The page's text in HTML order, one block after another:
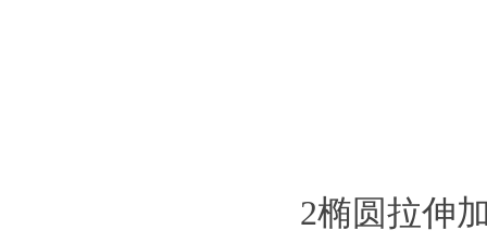
2椭圆拉伸